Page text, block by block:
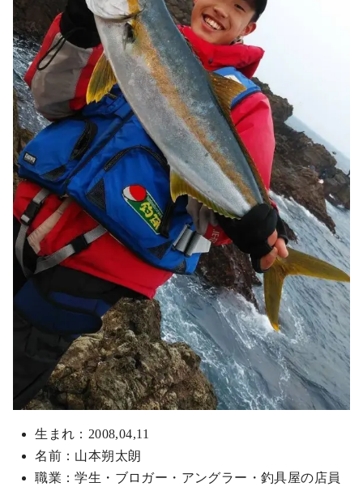
生まれ：2008,04,11
名前：山本朔太朗
職業：学生・ブロガー・アングラー・釣具屋の店員